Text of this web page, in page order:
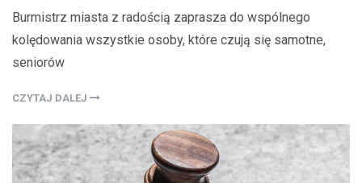
Burmistrz miasta z radością zaprasza do wspólnego
kolędowania wszystkie osoby, które czują się samotne,
seniorów
CZYTAJ DALEJ